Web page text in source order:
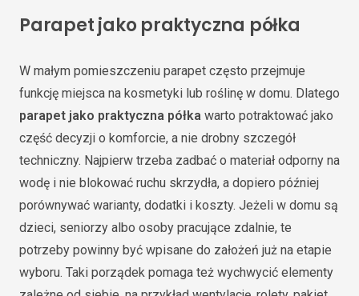
Parapet jako praktyczna półka
W małym pomieszczeniu parapet często przejmuje
funkcję miejsca na kosmetyki lub roślinę w domu. Dlatego
parapet jako praktyczna półka warto potraktować jako
część decyzji o komforcie, a nie drobny szczegół
techniczny. Najpierw trzeba zadbać o materiał odporny na
wodę i nie blokować ruchu skrzydła, a dopiero później
porównywać warianty, dodatki i koszty. Jeżeli w domu są
dzieci, seniorzy albo osoby pracujące zdalnie, te
potrzeby powinny być wpisane do założeń już na etapie
wyboru. Taki porządek pomaga też wychwycić elementy